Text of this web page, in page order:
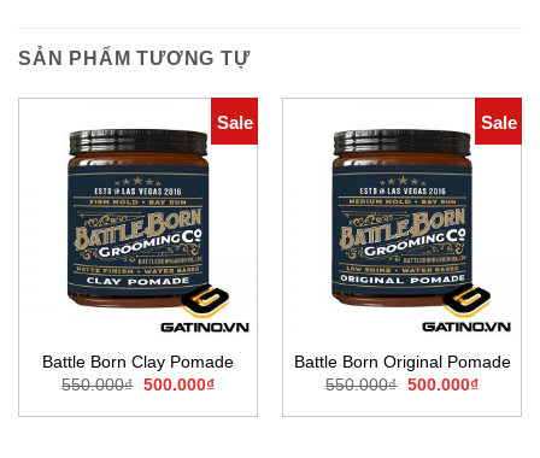
SẢN PHẨM TƯƠNG TỰ
Sale
Battle Born Clay Pomade
550.000₫ Giá
là:
500.000₫Giá
tại
Sale
Battle Born Original Pomade
550.000₫ Giá
là:
500.000₫Giá
tại